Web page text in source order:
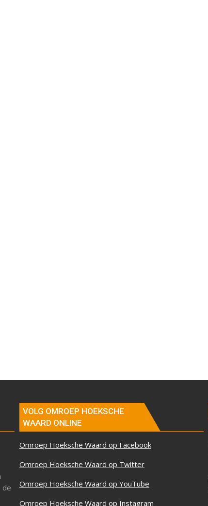
de
VOLG OMROEP HOEKSCHE
WAARD ONLINE
Omroep Hoeksche Waard op Facebook
Omroep Hoeksche Waard op Twitter
Omroep Hoeksche Waard op YouTube
Omroep Hoeksche Waard op Instagram